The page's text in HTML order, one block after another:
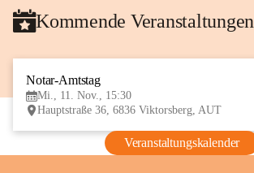
Kommende Veranstaltungen
Notar-Amtstag
Mi., 11. Nov., 15:30
Hauptstraße 36, 6836 Viktorsberg, AUT
Veranstaltungskalender